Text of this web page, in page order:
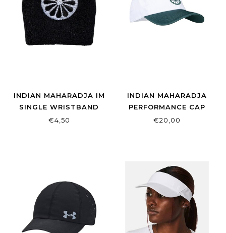
INDIAN MAHARADJA IM
SINGLE WRISTBAND
BLACK
€4,50
INDIAN MAHARADJA
PERFORMANCE CAP
58CM HUNTER GREEN
€20,00